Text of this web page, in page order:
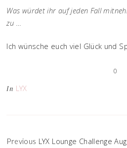
Was würdet ihr auf jeden Fall
zu …
Ich wünsche euch viel Glück und
0
In LYX
Previous LYX Lounge Challenge